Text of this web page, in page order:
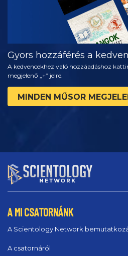
Gyors hozzáférés a
A kedvencekhez való hozzáadáshoz
megjelenő „+” jelre.
MINDEN MŰSOR
A MI CSATORNÁNK
A Scientology Network
A csatornáról